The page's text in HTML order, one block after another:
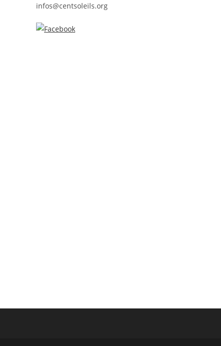
infos@centsoleils.org